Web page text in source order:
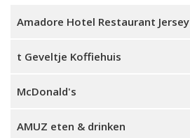
Amadore Hotel Restaurant Jersey
t Geveltje Koffiehuis
McDonald's
AMUZ eten & drinken